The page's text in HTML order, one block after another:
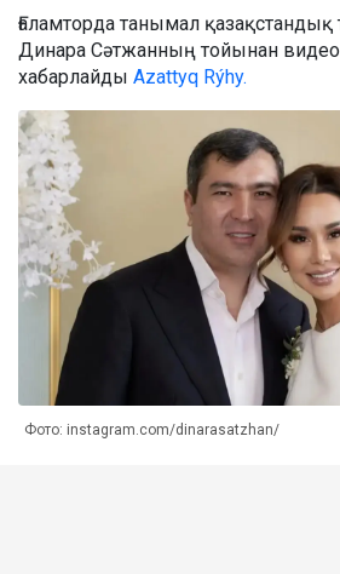
Ғаламторда танымал қазақстандық
Динара Сәтжанның тойынан
хабарлайды Azattyq Rýhy.
Фото: instagram.com/dinarasatzhan/